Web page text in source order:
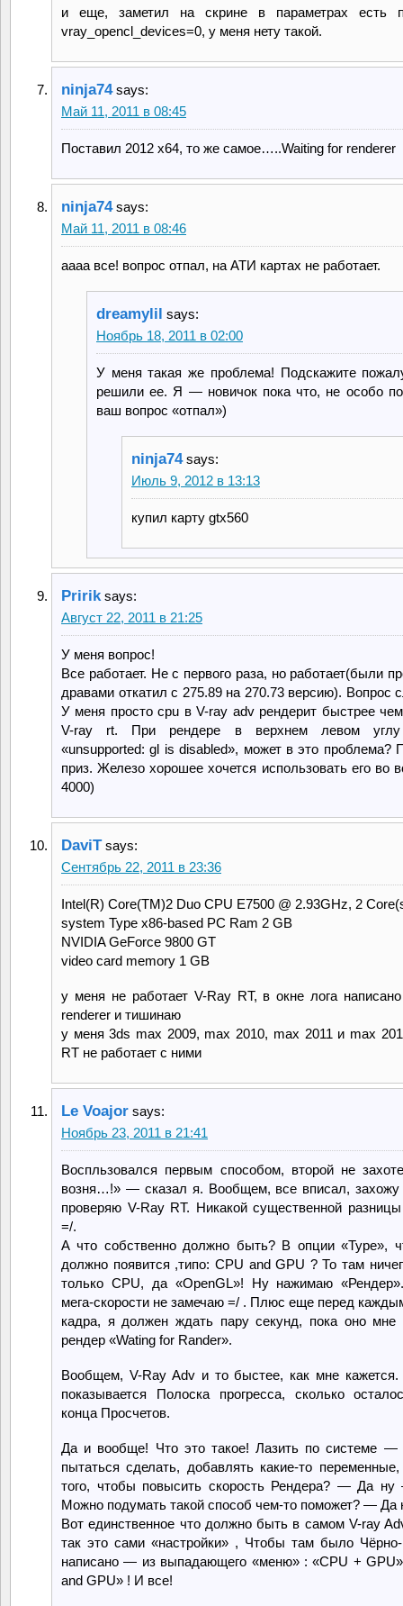
и еще, заметил на скрине в параметрах есть
vray_opencl_devices=0, у меня нету такой.
ninja74 says:
Май 11, 2011 в 08:45
Поставил 2012 х64, то же самое…..Waiting for renderer
ninja74 says:
Май 11, 2011 в 08:46
аааа все! вопрос отпал, на АТИ картах не работает.
dreamylil says:
Ноябрь 18, 2011 в 02:00
У меня такая же проблема! Подскажите
решили ее. Я — новичок пока что, не особо
ваш вопрос «отпал»)
ninja74 says:
Июль 9, 2012 в 13:13
купил карту gtx560
Pririk says:
Август 22, 2011 в 21:25
У меня вопрос!
Все работает. Не с первого раза, но работает(были
дравами откатил с 275.89 на 270.73 версию). Вопрос
У меня просто cpu в V-ray adv рендерит быстрее
V-ray rt. При рендере в верхнем левом углу
«unsupported: gl is disabled», может в это проблема?
приз. Железо хорошее хочется использовать его во
4000)
DaviT says:
Сентябрь 22, 2011 в 23:36
Intel(R) Core(TM)2 Duo CPU E7500 @ 2.93GHz, 2
system Type x86-based PC Ram 2 GB
NVIDIA GeForce 9800 GT
video card memory 1 GB
у меня не работает V-Ray RT, в окне лога
renderer и тишинаю
у меня 3ds max 2009, max 2010, max 2011 и max
RT не работает с ними
Le Voajor says:
Ноябрь 23, 2011 в 21:41
Воспльзовался первым способом, второй не
возня…!» — сказал я. Вообщем, все вписал,
проверяю V-Ray RT. Никакой существенной
=/.
А что собственно должно быть? В опции «Type»,
должно появится ,типо: CPU and GPU ? То там
только CPU, да «OpenGL»! Ну нажимаю
мега-скорости не замечаю =/ . Плюс еще перед
кадра, я должен ждать пару секунд, пока оно мне
рендер «Wating for Rander».
Вообщем, V-Ray Adv и то быстее, как мне
показывается Полоска прогресса, сколько
конца Просчетов.
Да и вообще! Что это такое! Лазить по системе —
пытаться сделать, добавлять какие-то
того, чтобы повысить скорость Рендера? — Да
Можно подумать такой способ чем-то поможет? — Да
Вот единственное что должно быть в самом V-ray
так это сами «настройки» , Чтобы там было
написано — из выпадающего «меню» : «CPU +
and GPU» ! И все!